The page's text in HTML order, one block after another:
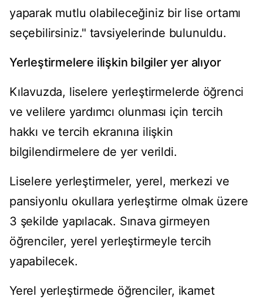
yaparak mutlu olabileceğiniz bir lise ortamı
seçebilirsiniz." tavsiyelerinde bulunuldu.
Yerleştirmelere ilişkin bilgiler yer alıyor
Kılavuzda, liselere yerleştirmelerde öğrenci
ve velilere yardımcı olunması için tercih
hakkı ve tercih ekranına ilişkin
bilgilendirmelere de yer verildi.
Liselere yerleştirmeler, yerel, merkezi ve
pansiyonlu okullara yerleştirme olmak üzere
3 şekilde yapılacak. Sınava girmeyen
öğrenciler, yerel yerleştirmeyle tercih
yapabilecek.
Yerel yerleştirmede öğrenciler, ikamet